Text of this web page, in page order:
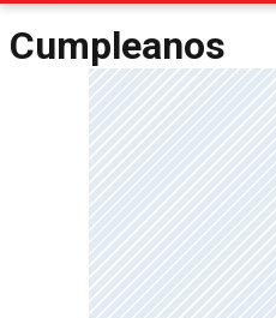
Cumpleanos